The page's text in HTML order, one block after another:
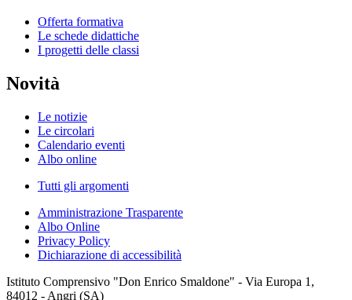
Offerta formativa
Le schede didattiche
I progetti delle classi
Novità
Le notizie
Le circolari
Calendario eventi
Albo online
Tutti gli argomenti
Amministrazione Trasparente
Albo Online
Privacy Policy
Dichiarazione di accessibilità
Istituto Comprensivo "Don Enrico Smaldone" - Via Europa 1,
84012 - Angri (SA)